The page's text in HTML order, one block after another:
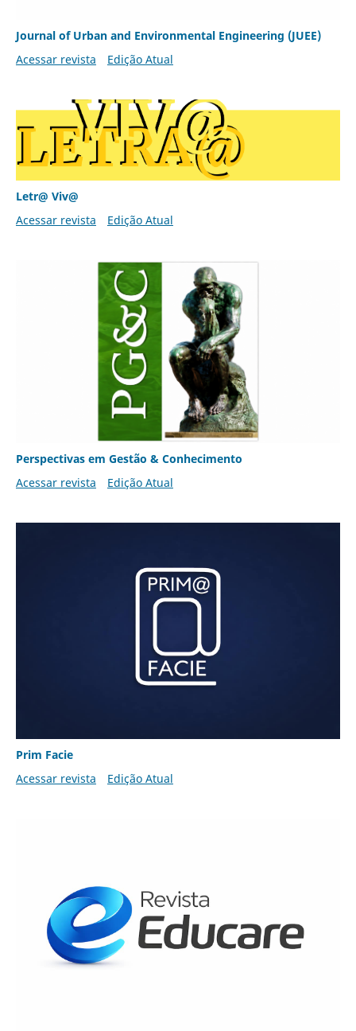
Journal of Urban and Environmental Engineering (JUEE)
Acessar revista
Edição Atual
Letr@ Viv@
Acessar revista
Edição Atual
Perspectivas em Gestão & Conhecimento
Acessar revista
Edição Atual
Prim Facie
Acessar revista
Edição Atual